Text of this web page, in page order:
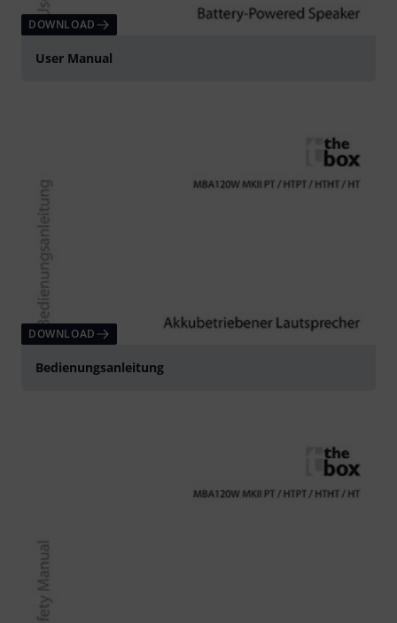
DOWNLOAD
User Manual
DOWNLOAD
Bedienungsanleitung